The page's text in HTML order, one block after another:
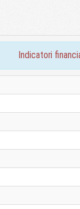
indicatori